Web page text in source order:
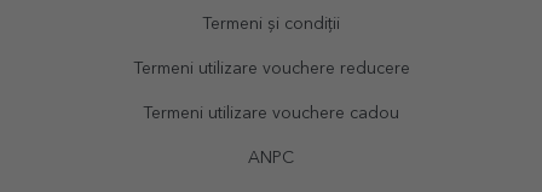
Termeni și condiții
Termeni utilizare vouchere reducere
Termeni utilizare vouchere cadou
ANPC